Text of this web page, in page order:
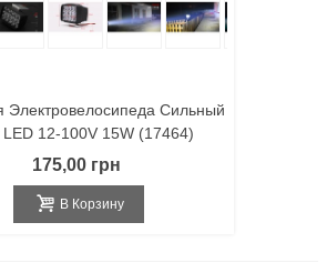
Электровелосипеда Сильный
LED 12-100V 15W (17464)
175,00 грн
В Корзину